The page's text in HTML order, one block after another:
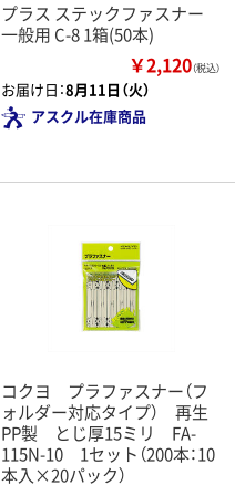
プラス ステックファスナー
一般用 C-8 1箱(50本)
￥2,120（税込）
お届け日：8月11日（火）
アスクル在庫商品
コクヨ プラファスナー（フ
ォルダー対応タイプ） 再生
PP製 とじ厚15ミリ FA-
115N-10 1セット（200本：10
本入×20パック）